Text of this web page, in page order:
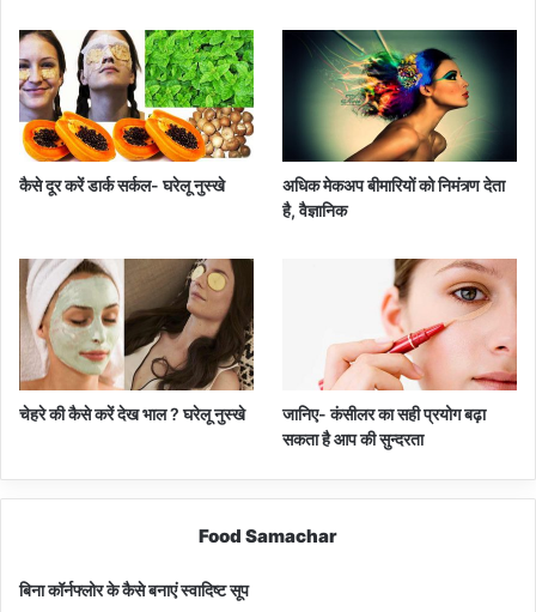
कैसे दूर करें डार्क सर्कल- घरेलू नुस्खे
अधिक मेकअप बीमारियों को निमंत्र्ण देता
है, वैज्ञानिक
चेहरे की कैसे करें देख भाल ? घरेलू नुस्खे
जानिए- कंसीलर का सही प्रयोग बढ़ा
सकता है आप की सुन्दरता
Food Samachar
बिना कॉर्नफ्लोर के कैसे बनाएं स्वादिष्ट सूप